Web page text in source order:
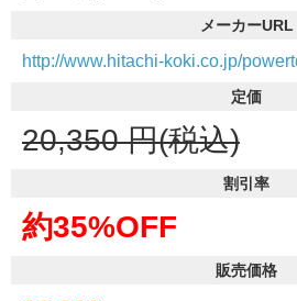
メーカーURL
http://www.hitachi-koki.co.jp/
定価
20,350 円(税込)
割引率
約35%OFF
販売価格